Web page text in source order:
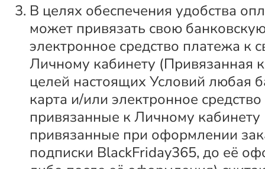
В целях обеспечения удобства
может привязать свою
электронное средство платежа к
Личному кабинету (Привязанная
целей настоящих Условий любая
карта и/или электронное
привязанные к Личному кабинету
привязанные при оформлении
подписки BlackFriday365, до её